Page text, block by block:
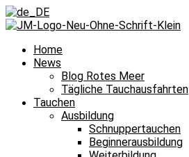
Home
News
Blog Rotes Meer
Tägliche Tauchausfahrten
Tauchen
Ausbildung
Schnuppertauchen
Beginnerausbildung